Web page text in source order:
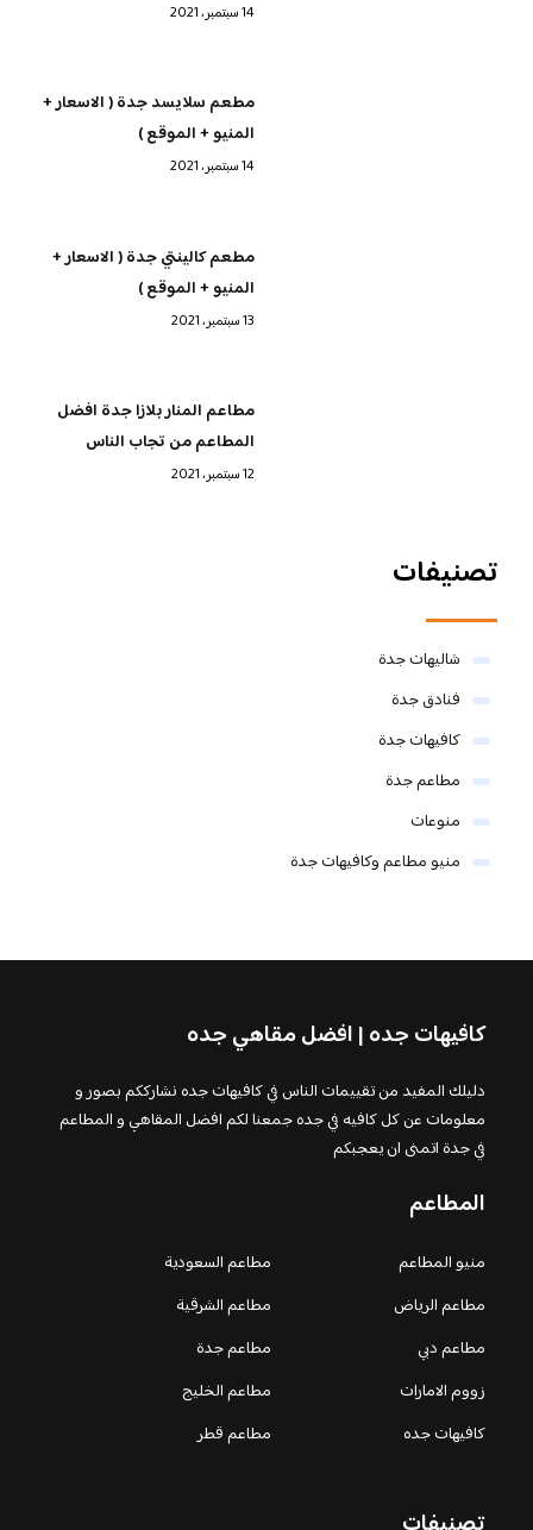
14 سبتمبر، 2021
مطعم سلايسد جدة ( الاسعار +
المنيو + الموقع )
14 سبتمبر، 2021
مطعم كالينتي جدة ( الاسعار +
المنيو + الموقع )
13 سبتمبر، 2021
مطاعم المنار بلازا جدة افضل
المطاعم من تجاب الناس
12 سبتمبر، 2021
تصنيفات
شاليهات جدة
فنادق جدة
كافيهات جدة
مطاعم جدة
منوعات
منيو مطاعم وكافيهات جدة
كافيهات جده | افضل مقاهي جده
دليلك المفيد من تقييمات الناس في كافيهات جده نشارككم بصور و
معلومات عن كل كافيه في جده جمعنا لكم افضل المقاهي و المطاعم
في جدة اتمنى ان يعجبكم
المطاعم
منيو المطاعم
مطاعم السعودية
مطاعم الرياض
مطاعم الشرقية
مطاعم دبي
مطاعم جدة
زووم الامارات
مطاعم الخليج
كافيهات جده
مطاعم قطر